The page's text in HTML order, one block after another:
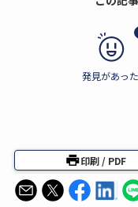
発見があった
印刷 / PDF